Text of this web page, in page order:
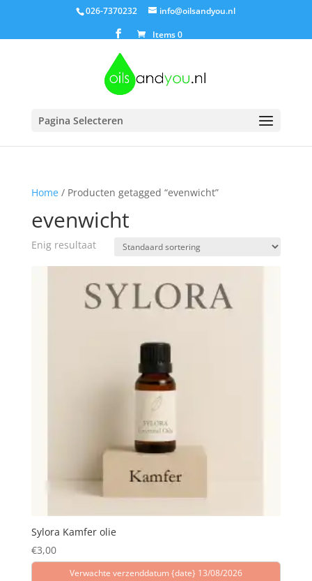
026-7370232
info@oilsandyou.nl
Items 0
Pagina Selecteren
Home/ Producten getagged “evenwicht”
evenwicht
Enig resultaat
Sylora Kamfer olie
€3,00
Verwachte verzenddatum {date} 13/08/2026